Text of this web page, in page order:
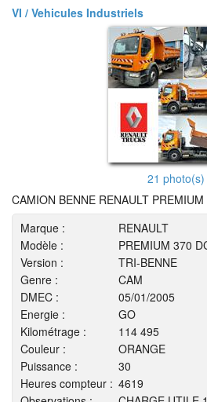
VI / Vehicules Industriels
21 photo(s)
CAMION BENNE RENAULT
Marque :
RENAULT
Modèle :
PREMIUM 370
Version :
TRI-BENNE
Genre :
CAM
DMEC :
05/01/2005
Energie :
GO
Kilométrage :
114 495
Couleur :
ORANGE
Puissance :
30
Heures compteur : 4619